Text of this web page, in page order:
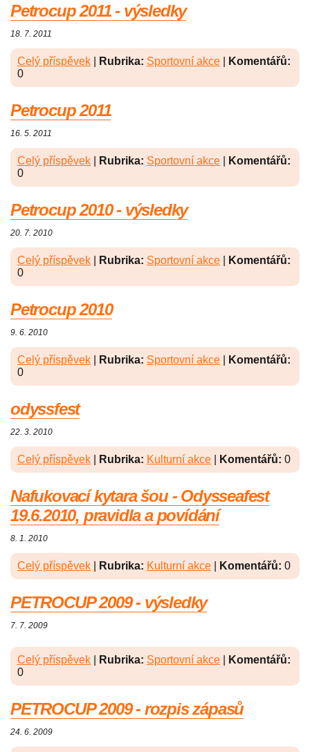
Petrocup 2011 - výsledky
18. 7. 2011
Celý příspěvek Rubrika: Sportovní akce
Komentářů:
0
Petrocup 2011
16. 5. 2011
Celý příspěvek Rubrika: Sportovní akce
Komentářů:
0
Petrocup 2010 - výsledky
20. 7. 2010
Celý příspěvek Rubrika: Sportovní akce
Komentářů:
0
Petrocup 2010
9. 6. 2010
Celý příspěvek Rubrika: Sportovní akce
Komentářů:
0
odyssfest
22. 3. 2010
Celý příspěvek Rubrika: Kulturní akce Komentářů: 0
Nafukovací kytara šou - Odysseafest
19.6.2010, pravidla a povídání
8. 1. 2010
Celý příspěvek Rubrika: Kulturní akce Komentářů: 0
PETROCUP 2009 - výsledky
7. 7. 2009
Celý příspěvek Rubrika: Sportovní akce
Komentářů:
0
PETROCUP 2009 - rozpis zápasů
24. 6. 2009